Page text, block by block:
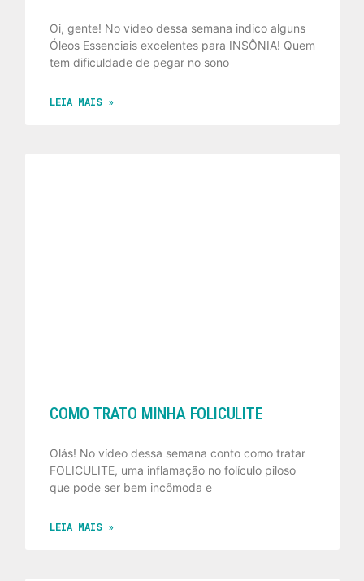
Oi, gente! No vídeo dessa semana indico alguns
Óleos Essenciais excelentes para INSÔNIA! Quem
tem dificuldade de pegar no sono
LEIA MAIS »
COMO TRATO MINHA FOLICULITE
Olás! No vídeo dessa semana conto como tratar
FOLICULITE, uma inflamação no folículo piloso
que pode ser bem incômoda e
LEIA MAIS »